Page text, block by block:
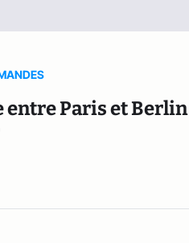
Paris et